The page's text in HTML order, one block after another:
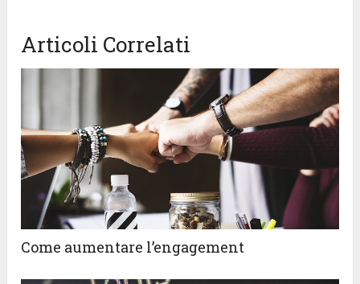
Articoli Correlati
Come aumentare l’engagement